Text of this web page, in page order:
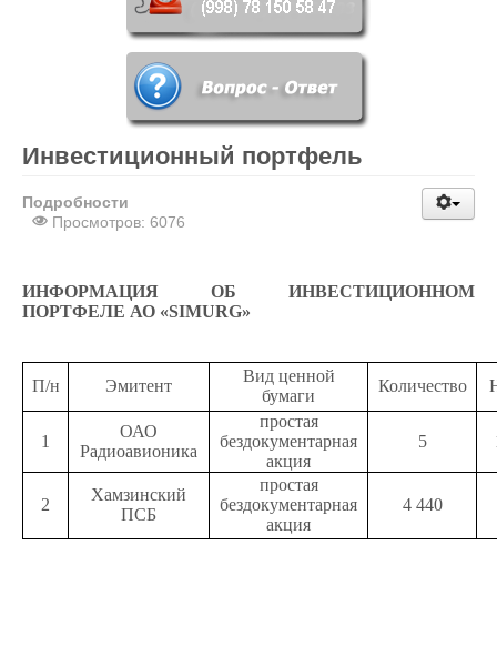
Инвестиционный портфель
Подробности
Просмотров: 6076
ИНФОРМАЦИЯ ОБ ИНВЕСТИЦИОННОМ
ПОРТФЕЛЕ АО «SIMURG»
П/н Эмитент
Вид ценной
бумаги
Количество
1
ОАО
Радиоавионика
простая
бездокументарная
акция
5
2
Хамзинский
ПСБ
простая
бездокументарная
акция
4 440